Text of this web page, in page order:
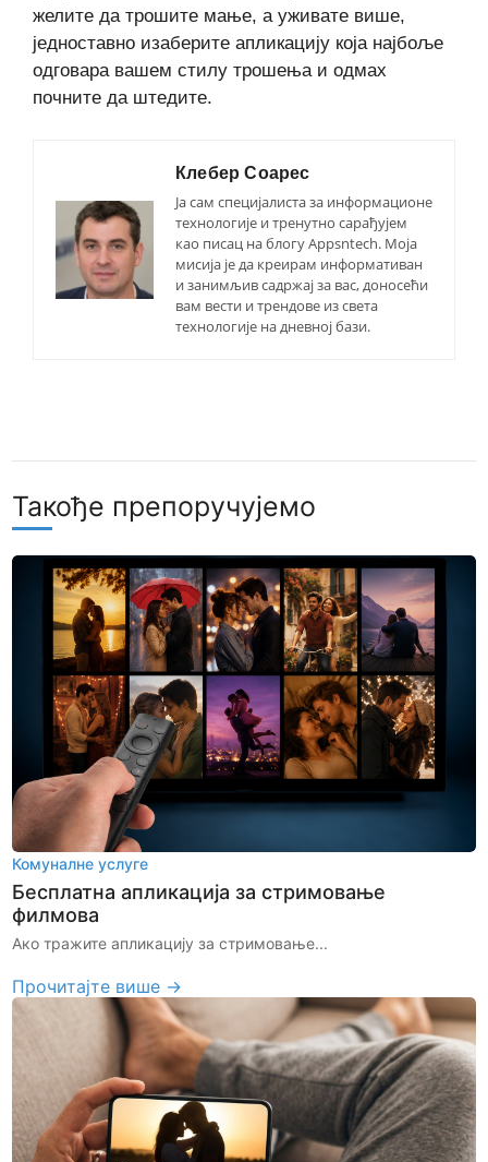
желите да трошите мање, а уживате више,
једноставно изаберите апликацију која најбоље
одговара вашем стилу трошења и одмах
почните да штедите.
Клебер Соарес
Ја сам специјалиста за информационе
технологије и тренутно сарађујем
као писац на блогу Appsntech. Моја
мисија је да креирам информативан
и занимљив садржај за вас, доносећи
вам вести и трендове из света
технологије на дневној бази.
Такође препоручујемо
Комуналне услуге
Бесплатна апликација за стримовање
филмова
Ако тражите апликацију за стримовање...
Прочитајте више →